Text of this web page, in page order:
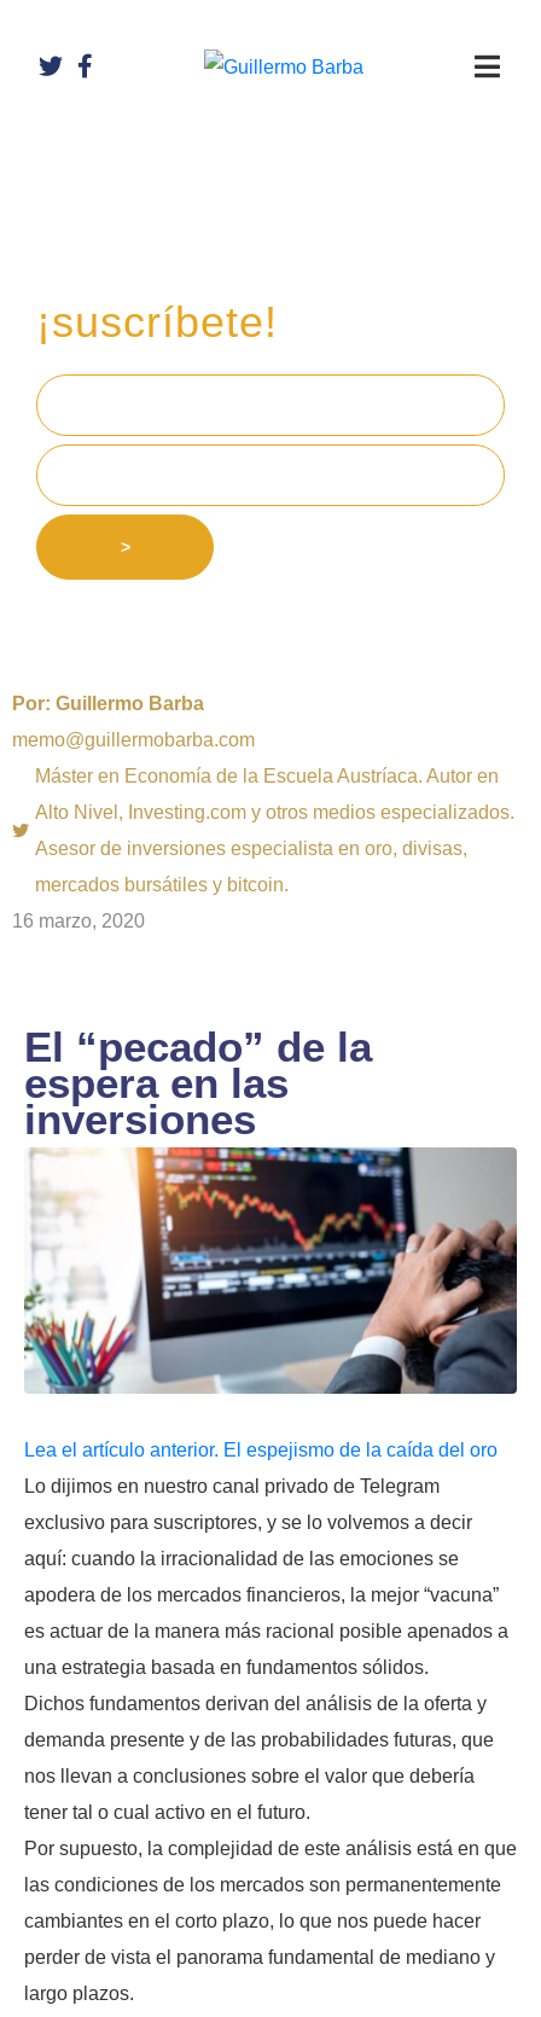
¡suscríbete!
>
Por: Guillermo Barba
memo@guillermobarba.com
Máster en Economía de la Escuela Austríaca. Autor en
Alto Nivel, Investing.com y otros medios especializados.
Asesor de inversiones especialista en oro, divisas,
mercados bursátiles y bitcoin.
16 marzo, 2020
El “pecado” de la
espera en las
inversiones
Lea el artículo anterior. El espejismo de la caída del oro
Lo dijimos en nuestro canal privado de Telegram
exclusivo para suscriptores, y se lo volvemos a decir
aquí: cuando la irracionalidad de las emociones se
apodera de los mercados financieros, la mejor “vacuna”
es actuar de la manera más racional posible apenados a
una estrategia basada en fundamentos sólidos.
Dichos fundamentos derivan del análisis de la oferta y
demanda presente y de las probabilidades futuras, que
nos llevan a conclusiones sobre el valor que debería
tener tal o cual activo en el futuro.
Por supuesto, la complejidad de este análisis está en que
las condiciones de los mercados son permanentemente
cambiantes en el corto plazo, lo que nos puede hacer
perder de vista el panorama fundamental de mediano y
largo plazos.